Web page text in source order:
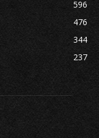
596
476
344
237